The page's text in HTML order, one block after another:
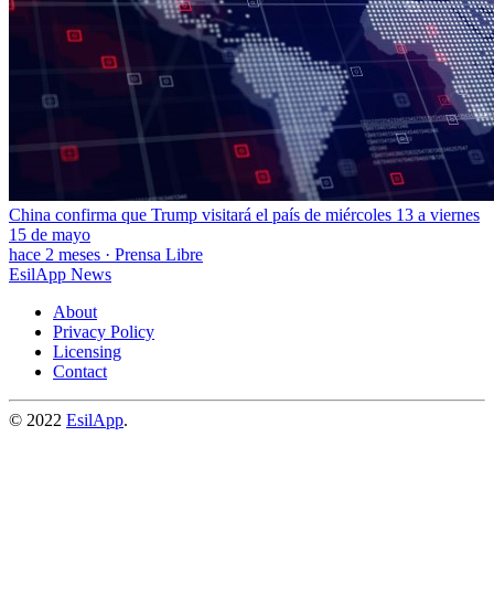
China confirma que Trump visitará el país de miércoles 13 a viernes
15 de mayo
hace 2 meses · Prensa Libre
EsilApp News
About
Privacy Policy
Licensing
Contact
© 2022 EsilApp.